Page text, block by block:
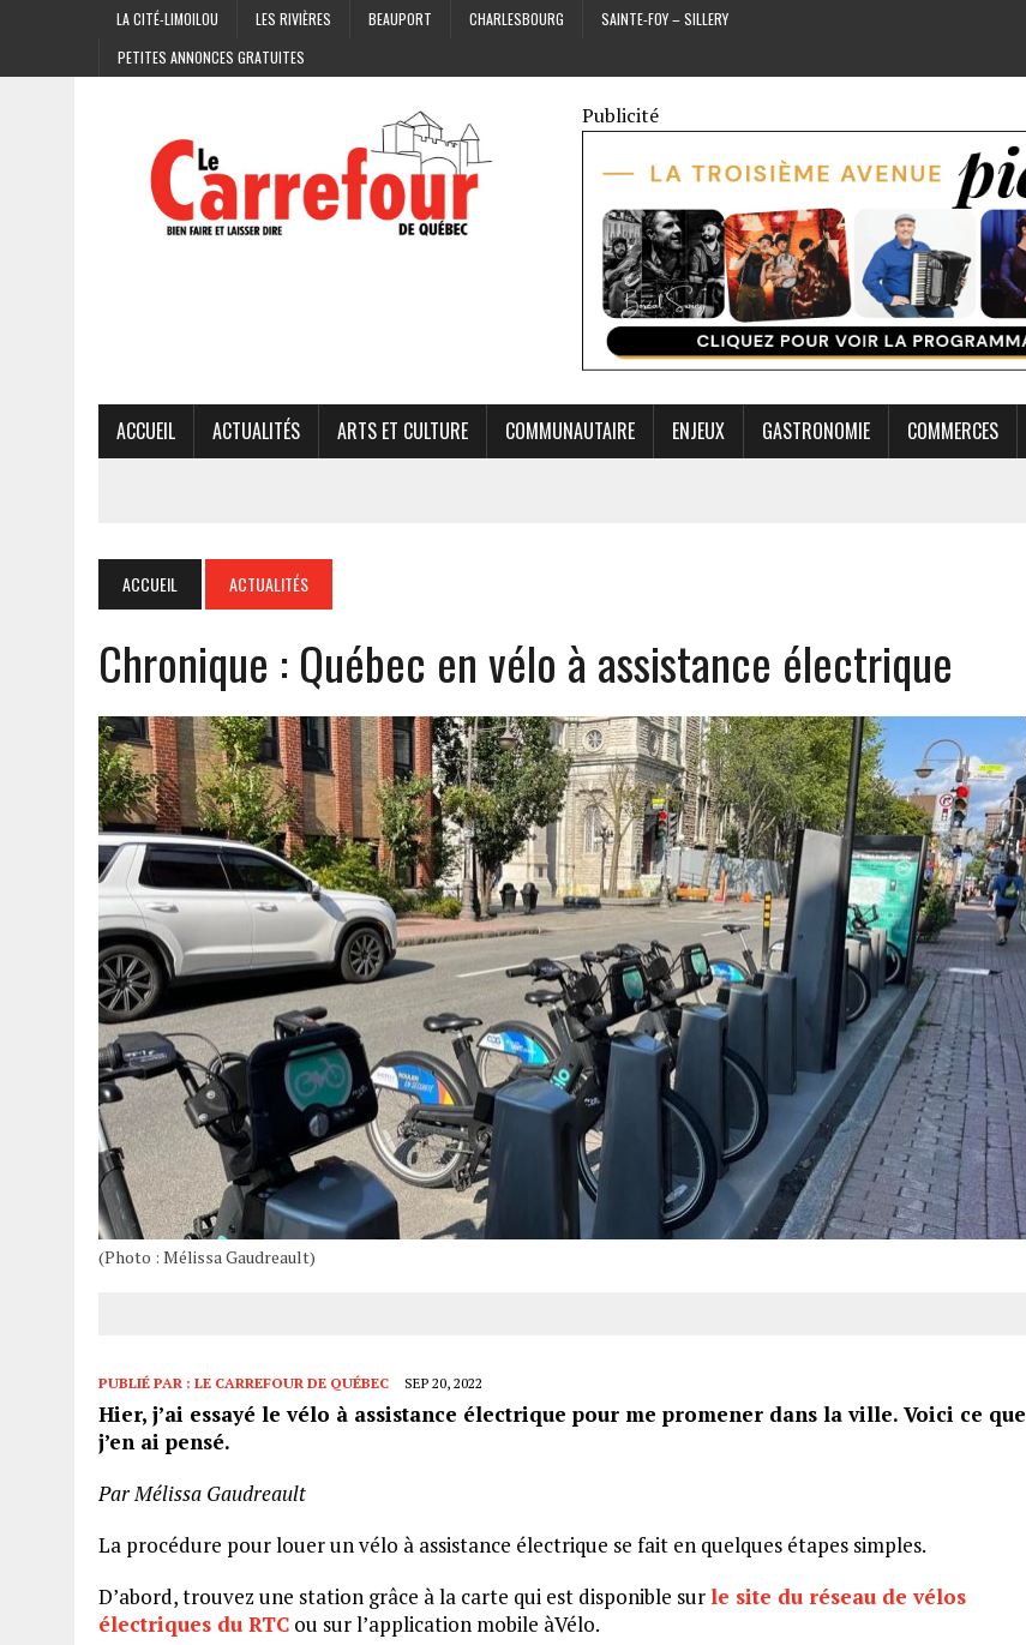
LA CITÉ-LIMOILOU LES RIVIÈRES BEAUPORT CHARLESBOURG
SAINTE-FOY – SILLERY
PETITES ANNONCES GRATUITES
Publicité
ACCUEIL ACTUALITÉS ARTS ET CULTURE COMMUNAUTAIRE ENJEUX GASTRONOMIE COMMERCES
ACCUEIL ACTUALITÉS
Chronique : Québec en vélo à assistance électrique
(Photo : Mélissa Gaudreault)
PUBLIÉ PAR : LE CARREFOUR DE QUÉBEC SEP 20, 2022
Hier, j’ai essayé le vélo à assistance électrique pour me promener dans la ville. Voici ce que
j’en ai pensé.
Par Mélissa Gaudreault
La procédure pour louer un vélo à assistance électrique se fait en quelques étapes simples.
D’abord, trouvez une station grâce à la carte qui est disponible surle site du réseau de vélos
électriques du RTC ou sur l’application mobile àVélo.